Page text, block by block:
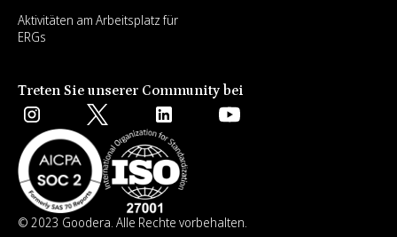
Aktivitäten am Arbeitsplatz für
ERGs
Treten Sie unserer Community bei
© 2023 Goodera. Alle Rechte vorbehalten.